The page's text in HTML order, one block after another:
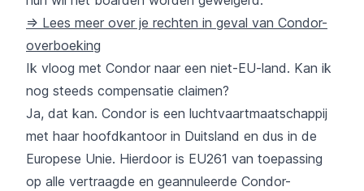
=> Lees meer over je rechten in geval van Condor-
overboeking
Ik vloog met Condor naar een niet-EU-land. Kan ik
nog steeds compensatie claimen?
Ja, dat kan. Condor is een luchtvaartmaatschappij
met haar hoofdkantoor in Duitsland en dus in de
Europese Unie. Hierdoor is EU261 van toepassing
op alle vertraagde en geannuleerde Condor-